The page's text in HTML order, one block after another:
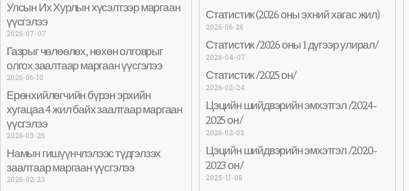
Улсын Их Хурлын хүсэлтээр маргаан
үүсгэлээ
2026-07-07
Газрыг чөлөөлөх, нөхөн олговрыг
олгох заалтаар маргаан үүсгэлээ
2026-06-10
Ерөнхийлөгчийн бүрэн эрхийн
хугацаа 4 жил байх заалтаар маргаан
үүсгэлээ
2026-03-26
Намын гишүүнчлэлээс түдгэлзэх
заалтаар маргаан үүсгэлээ
2026-02-23
Статистик (2026 оны эхний хагас жил)
2026-06-26
Статистик /2026 оны 1 дүгээр улирал/
2026-04-07
Статистик /2025 он/
2026-02-24
Цэцийн шийдвэрийн эмхэтгэл /2024-
2025 он/
2026-02-02
Цэцийн шийдвэрийн эмхэтгэл /2020-
2023 он/
2025-11-08